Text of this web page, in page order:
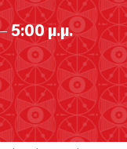
5:00 μ.μ.